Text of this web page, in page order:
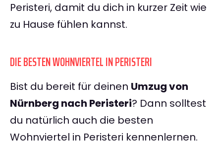
Peristeri, damit du dich in kurzer Zeit wie
zu Hause fühlen kannst.
DIE BESTEN WOHNVIERTEL IN PERISTERI
Bist du bereit für deinen Umzug von
Nürnberg nach Peristeri? Dann solltest
du natürlich auch die besten
Wohnviertel in Peristeri kennenlernen.